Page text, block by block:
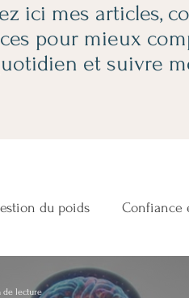
ici mes articles,
pour mieux
et suivre
du poids Confiance
Stress,
de lecture